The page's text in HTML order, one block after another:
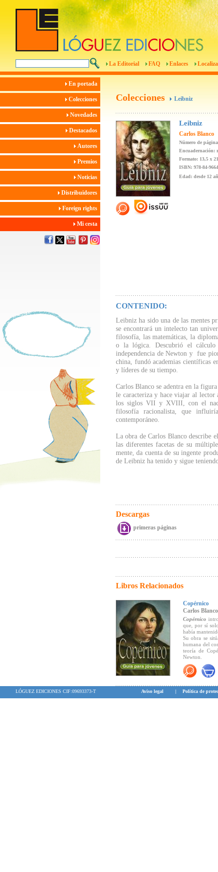
La Editorial FAQ Enlaces
En portada
Colecciones
Novedades
Destacados
Autores
Premios
Noticias
Distribuidores
Foreign rights
Mi cesta
Colecciones Leibniz
Leibniz
Carlos Blanco
Número de
Encuadernación:
Formato: 13,5 x
ISBN: 978-84-
Edad: desde 12
CONTENIDO:
Leibniz ha sido una de las mentes
se encontrará un intelecto tan
filosofía, las matemáticas, la
o la lógica. Descubrió el cálculo
independencia de Newton y fue
china, fundó academias científicas
y líderes de su tiempo.
Carlos Blanco se adentra en la
le caracteriza y hace viajar al
los siglos VII y XVIII, con el
filosofía racionalista, que
contemporáneo.
La obra de Carlos Blanco describe
las diferentes facetas de su
mente, da cuenta de su ingente
de Leibniz ha tenido y sigue
Descargas
primeras páginas
Libros Relacionados
Copérnico
Carlos Blanco
Copérnico
que, por sí
había
Su obra se
humana del
teoría de
Newton.
No es, por
poderosa
indaga en su
para la
LÓGUEZ EDICIONES CIF:09693373-T Aviso legal | Política de